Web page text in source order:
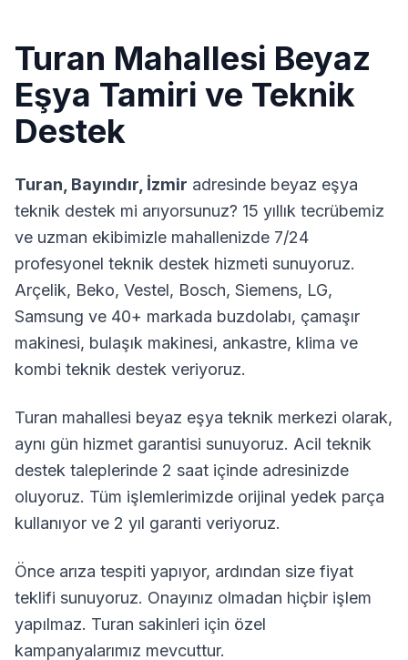
Turan Mahallesi Beyaz
Eşya Tamiri ve Teknik
Destek
Turan Bayındır İzmir adresinde beyaz eşya
teknik destek mi arıyorsunuz? 15 yıllık tecrübemiz
ve uzman ekibimizle mahallenizde 7/24
profesyonel teknik destek hizmeti sunuyoruz.
Arçelik, Beko, Vestel, Bosch, Siemens, LG,
Samsung ve 40+ markada buzdolabı, çamaşır
makinesi, bulaşık makinesi, ankastre, klima ve
kombi teknik destek veriyoruz.
Turan mahallesi beyaz eşya teknik merkezi olarak,
aynı gün hizmet garantisi sunuyoruz. Acil teknik
destek taleplerinde 2 saat içinde adresinizde
oluyoruz. Tüm işlemlerimizde orijinal yedek parça
kullanıyor ve 2 yıl garanti veriyoruz.
Önce arıza tespiti yapıyor, ardından size fiyat
teklifi sunuyoruz. Onayınız olmadan hiçbir işlem
yapılmaz. Turan sakinleri için özel
kampanyalarımız mevcuttur.